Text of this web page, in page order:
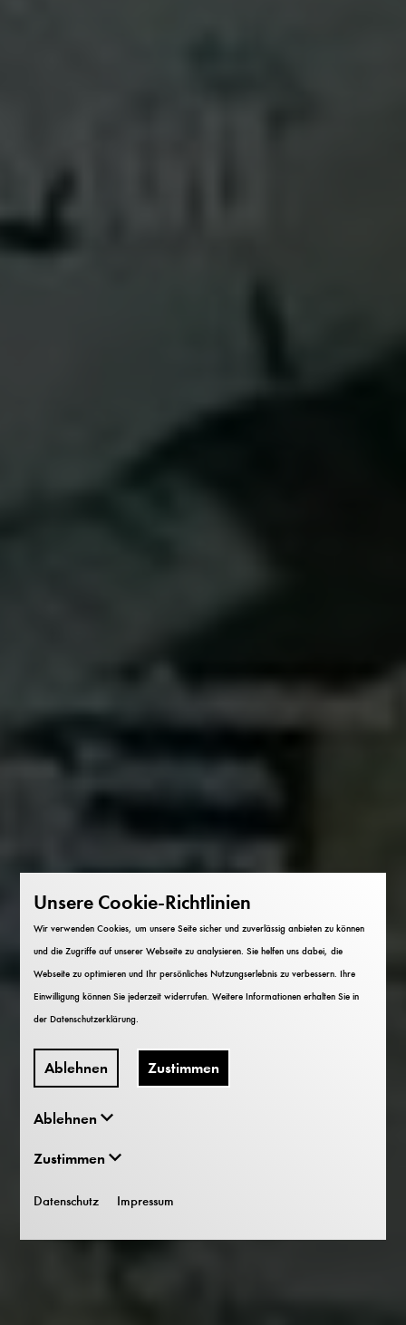
Unsere Cookie-Richtlinien
Wir verwenden Cookies, um unsere Seite sicher und zuverlässig anbieten zu können
und die Zugriffe auf unserer Webseite zu analysieren. Sie helfen uns dabei, die
Webseite zu optimieren und Ihr persönliches Nutzungserlebnis zu verbessern. Ihre
Einwilligung können Sie jederzeit widerrufen. Weitere Informationen erhalten Sie in
derDatenschutzerklärung
Ablehnen Zustimmen
Ablehnen
Zustimmen
Datenschutz Impressum